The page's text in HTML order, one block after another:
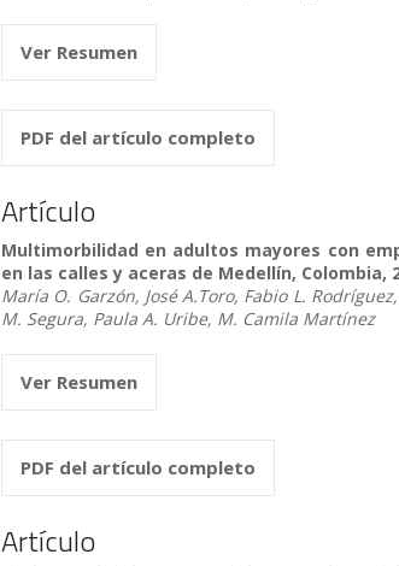
Ver Resumen
PDF del artículo completo
Artículo
Multimorbilidad en adultos mayores con
en las calles y aceras de Medellín, Colombia,
María O. Garzón, José A.Toro, Fabio L.
M. Segura, Paula A. Uribe, M. Camila Martínez
Ver Resumen
PDF del artículo completo
Artículo